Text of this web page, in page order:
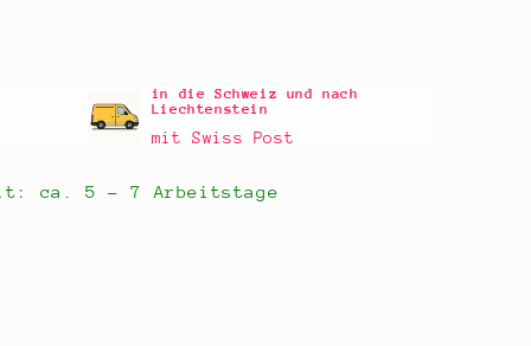
in die Schweiz und nach
Liechtenstein
mit Swiss Post
ca. 5 - 7 Arbeitstage